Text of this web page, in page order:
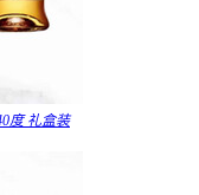
度 礼盒装